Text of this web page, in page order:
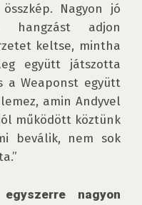
Nagyon jó
hangzást adjon
keltse, mintha
együtt játszotta
Weaponst együtt
amin Andyvel
működött köztünk
beválik, nem sok
nagyon